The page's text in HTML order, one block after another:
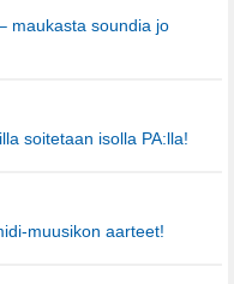
maukasta soundia jo
soitetaan isolla PA:lla!
muusikon aarteet!